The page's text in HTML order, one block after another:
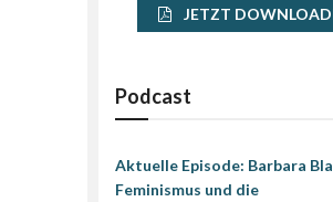
JETZT
Podcast
Aktuelle Episode: Barbara
Feminismus und die